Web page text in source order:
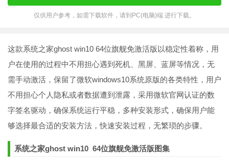
仅供用户参考，如需下载软件，请到PC(电脑)端 进行下载。
这款系统之家ghost win10 64位旗舰免激活版以稳定性着称，用
户在使用的过程中不用担心遇到死机、黑屏、蓝屏等情况，无
需手动激活，保留了微软windows10系统原版的各类特性，用户
不用担心个人隐私或者数据遭到泄露，采用微软官网认证的数
字签名驱动，确保系统运行平稳，多种安装形式，确保用户能
够选择最合适的安装方法，快速安装过程，无繁琐的步骤。
系统之家ghost win10 64位旗舰免激活版图集